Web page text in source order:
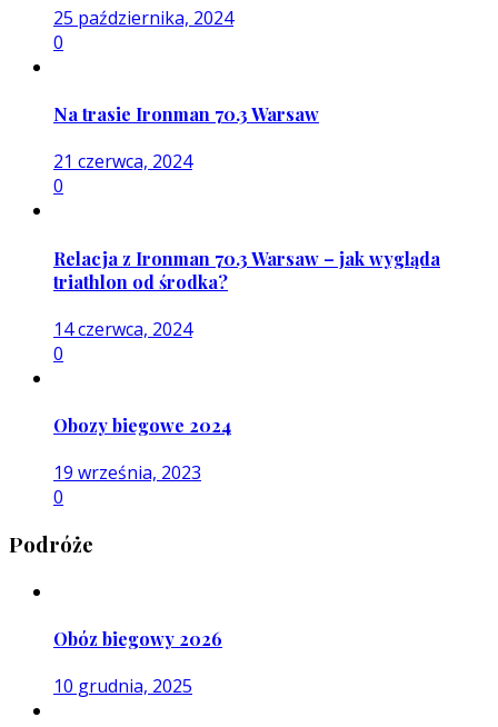
25 października, 2024
0
Na trasie Ironman 70.3 Warsaw
21 czerwca, 2024
0
Relacja z Ironman 70.3 Warsaw – jak wygląda
triathlon od środka?
14 czerwca, 2024
0
Obozy biegowe 2024
19 września, 2023
0
Podróże
Obóz biegowy 2026
10 grudnia, 2025